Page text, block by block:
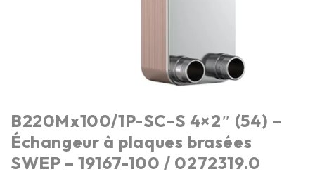
B220Mx100/1P-SC-S 4×2″ (54) –
Échangeur à plaques brasées
SWEP – 19167-100 / 0272319.0